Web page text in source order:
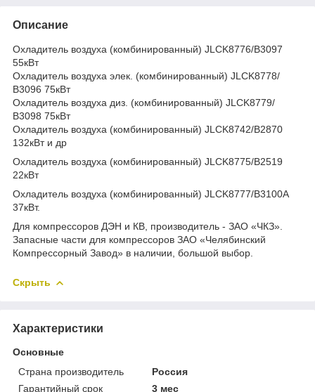
Описание
Охладитель воздуха (комбинированный) JLCK8776/В3097
55кВт
Охладитель воздуха элек. (комбинированный) JLCK8778/
В3096 75кВт
Охладитель воздуха диз. (комбинированный) JLCK8779/
В3098 75кВт
Охладитель воздуха (комбинированный) JLCK8742/В2870
132кВт и др
Охладитель воздуха (комбинированный) JLCK8775/В2519
22кВт
Охладитель воздуха (комбинированный) JLCK8777/В3100А
37кВт.
Для компрессоров ДЭН и КВ, производитель - ЗАО «ЧКЗ».
Запасные части для компрессоров ЗАО «Челябинский
Компрессорный Завод» в наличии, большой выбор.
Скрыть
Характеристики
Основные
Страна производитель
Россия
Гарантийный срок
3 мес